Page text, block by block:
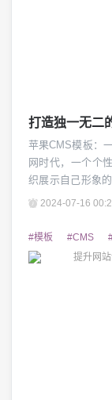
打造独一无二
苹果CMS模板：一个
网时代，一个个
织展示自己形象
越的设计和灵活
的网站。 1. 完美的视觉设计 苹果CMS模板以其独特的视觉设计
风格而著称。不
2024-07-16
#模板 #CMS